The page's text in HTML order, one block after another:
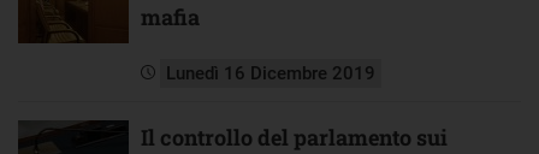
mafia
Lunedì 16 Dicembre 2019
Il controllo del parlamento sui